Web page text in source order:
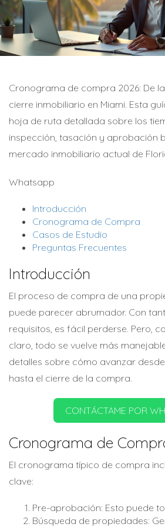
Cronograma de compra 2026: De
cierre inmobiliario en Miami. Esta
hoja de ruta detallada sobre los
inspección, tasación y aprobación
mercado inmobiliario actual de
Whatsapp
Introducción
Cronograma de Compra
Casos de Estudio
Preguntas Frecuentes
Introducción
El proceso de compra de una
puede parecer abrumador. Con
requisitos, es fácil perderse. Pero,
claro, todo se vuelve más
detalles sobre cómo avanzar
hasta el cierre de la compra.
CONTÁCTAME POR
Cronograma de
El cronograma típico de compra
clave:
Pre-aprobación: Esto puede
Búsqueda de propiedades: